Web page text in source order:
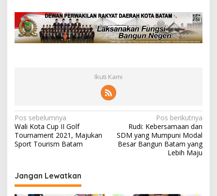
Ikuti Kami
N
a
v
g
a
Pos sebelumnya
Wali Kota Cup II Golf
Tournament 2021, Majukan
Sport Tourism Batam
Pos berikutnya
Rudi: Kebersamaan dan
SDM yang Mumpuni Modal
Besar Bangun Batam yang
Lebih Maju
Jangan Lewatkan